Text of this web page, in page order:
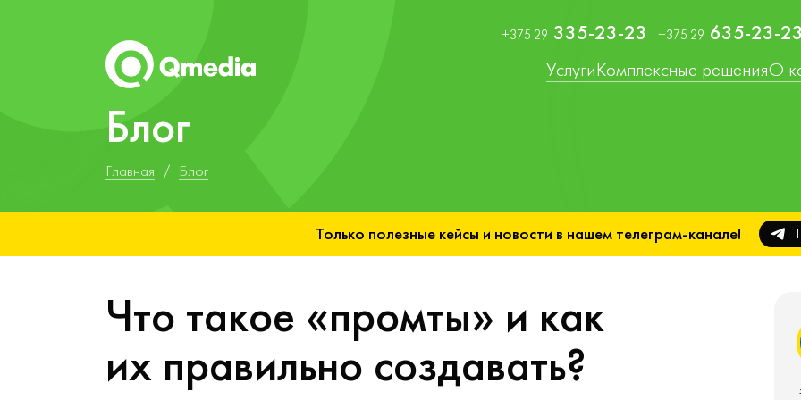
+375 29 335-23-23 +375 29 635-23-23
Услуги Комплексные решенияО
Блог
Главная Блог
Только полезные кейсы и новости в нашем телеграм-канале!
Что такое «промты» и как
их правильно создавать?